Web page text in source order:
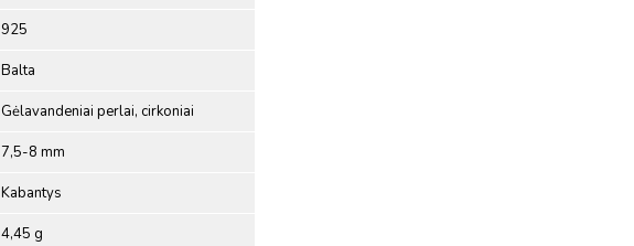
925
Balta
Gėlavandeniai perlai, cirkoniai
7,5-8 mm
Kabantys
4,45 g